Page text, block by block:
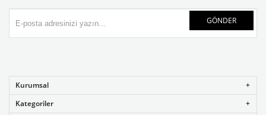
GÖNDER
Kurumsal
Kategoriler